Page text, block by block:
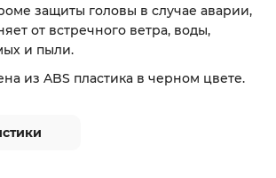
защиты головы в случае аварии,
от встречного ветра, воды,
и пыли.
из ABS пластика в черном цвете.